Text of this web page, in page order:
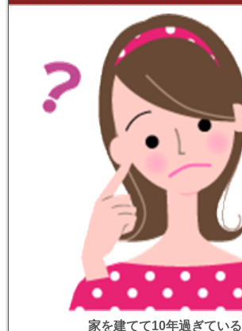
家を建てて10年過ぎている